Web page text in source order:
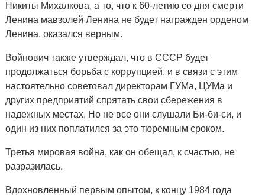
Никиты Михалкова, а то, что к 60-летию со дня смерти
Ленина мавзолей Ленина не будет награжден орденом
Ленина, оказался верным.
Войнович также утверждал, что в СССР будет
продолжаться борьба с коррупцией, и в связи с этим
настоятельно советовал директорам ГУМа, ЦУМа и
других предприятий спрятать свои сбережения в
надежных местах. Но не все они слушали Би-би-си, и
один из них поплатился за это тюремным сроком.
Третья мировая война, как он обещал, к счастью, не
разразилась.
Вдохновленный первым опытом, к концу 1984 года